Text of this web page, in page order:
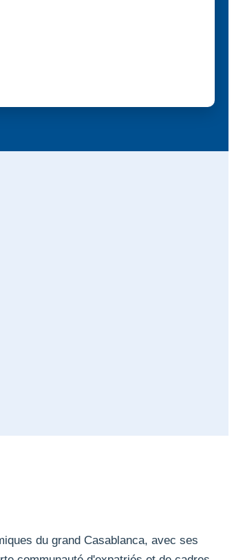
du grand Casablanca, avec ses